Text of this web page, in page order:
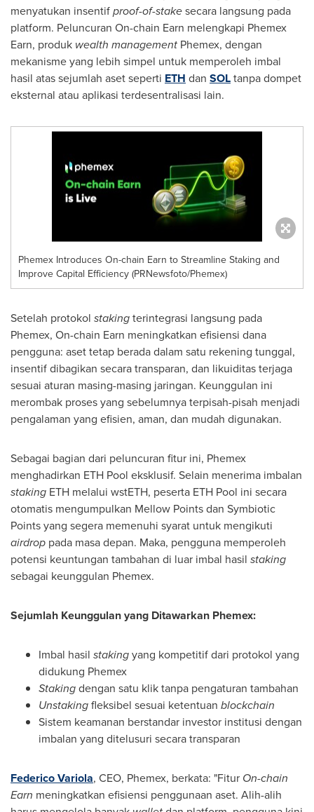
menyatukan insentifproof-of-stakesecara langsung pada
platform. Peluncuran On-chain Earn melengkapi Phemex
Earn, produk wealth management Phemex, dengan
mekanisme yang lebih simpel untuk memperoleh imbal
hasil atas sejumlah aset seperti ETH dan SOLtanpa dompet
eksternal atau aplikasi terdesentralisasi lain.
Phemex Introduces On-chain Earn to Streamline Staking and
Improve Capital Efficiency (PRNewsfoto/Phemex)
Setelah protokol stakingterintegrasi langsung pada
Phemex, On-chain Earn meningkatkan efisiensi dana
pengguna: aset tetap berada dalam satu rekening tunggal,
insentif dibagikan secara transparan, dan likuiditas terjaga
sesuai aturan masing-masing jaringan. Keunggulan ini
merombak proses yang sebelumnya terpisah-pisah menjadi
pengalaman yang efisien, aman, dan mudah digunakan.
Sebagai bagian dari peluncuran fitur ini, Phemex
menghadirkan ETH Pool eksklusif. Selain menerima imbalan
staking ETH melalui wstETH, peserta ETH Pool ini secara
otomatis mengumpulkan Mellow Points dan Symbiotic
Points yang segera memenuhi syarat untuk mengikuti
airdrop pada masa depan. Maka, pengguna memperoleh
potensi keuntungan tambahan di luar imbal hasil staking
sebagai keunggulan Phemex.
Sejumlah Keunggulan yang Ditawarkan Phemex:
Imbal hasil stakingyang kompetitif dari protokol yang
didukung Phemex
Stakingdengan satu klik tanpa pengaturan tambahan
Unstakingfleksibel sesuai ketentuan blockchain
Sistem keamanan berstandar investor institusi dengan
imbalan yang ditelusuri secara transparan
Federico Variola, CEO, Phemex, berkata: "Fitur On-chain
Earn meningkatkan efisiensi penggunaan aset. Alih-alih